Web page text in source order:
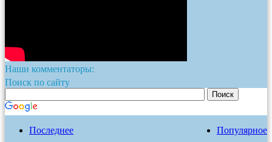
Наши комментаторы:
Поиск по сайту
Популярное
Последнее